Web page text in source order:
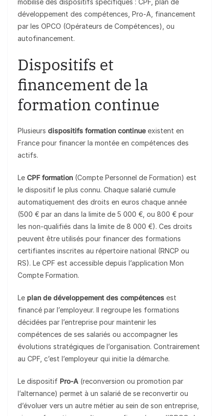
mobilise des dispositifs spécifiques : CPF, plan de
développement des compétences, Pro-A, financement
par les OPCO (Opérateurs de Compétences), ou
autofinancement.
Dispositifs et
financement de la
formation continue
Plusieurs dispositifs formation continueexistent en
France pour financer la montée en compétences des
actifs.
Le CPF formation (Compte Personnel de Formation) est
le dispositif le plus connu. Chaque salarié cumule
automatiquement des droits en euros chaque année
(500 € par an dans la limite de 5 000 €, ou 800 € pour
les non-qualifiés dans la limite de 8 000 €). Ces droits
peuvent être utilisés pour financer des formations
certifiantes inscrites au répertoire national (RNCP ou
RS). Le CPF est accessible depuis l’application Mon
Compte Formation.
Le plan de développement des compétences est
financé par l’employeur. Il regroupe les formations
décidées par l’entreprise pour maintenir les
compétences de ses salariés ou accompagner les
évolutions stratégiques de l’organisation. Contrairement
au CPF, c’est l’employeur qui initie la démarche.
Le dispositif Pro-A (reconversion ou promotion par
l’alternance) permet à un salarié de se reconvertir ou
d’évoluer vers un autre métier au sein de son entreprise,